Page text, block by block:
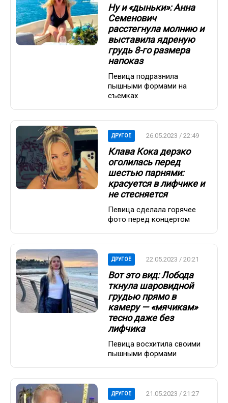
Ну и «дыньки»: Анна
Семенович
расстегнула молнию и
выставила ядреную
грудь 8-го размера
напоказ
Певица подразнила
пышными формами на
съемках
ДРУГОЕ 26.05.2023 / 22:49
Клава Кока дерзко
оголилась перед
шестью парнями:
красуется в лифчике и
не стесняется
Певица сделала горячее
фото перед концертом
ДРУГОЕ 22.05.2023 / 20:21
Вот это вид: Лобода
ткнула шаровидной
грудью прямо в
камеру — «мячикам»
тесно даже без
лифчика
Певица восхитила своими
пышными формами
ДРУГОЕ 21.05.2023 / 21:27